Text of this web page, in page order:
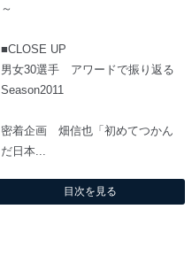
～
■CLOSE UP
男女30選手 アワードで振り返る
Season2011
密着企画 畑信也「初めてつかん
だ日本...
目次を見る